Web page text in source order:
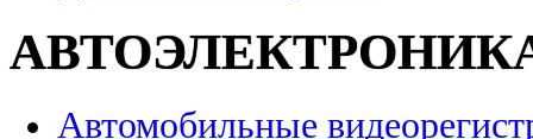
Автомобильные